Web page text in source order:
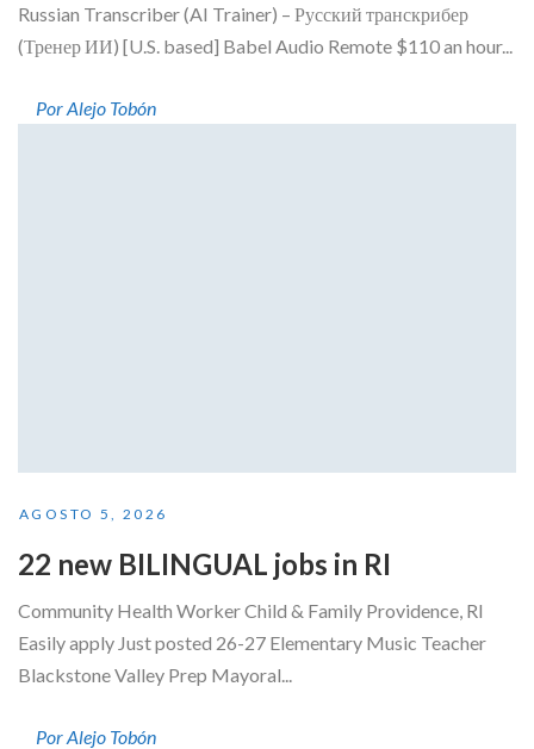
Russian Transcriber (AI Trainer) – Русский транскрибер
(Тренер ИИ) [U.S. based] Babel Audio Remote $110 an hour...
Por Alejo Tobón
AGOSTO 5, 2026
22 new BILINGUAL jobs in RI
Community Health Worker Child & Family Providence, RI
Easily apply Just posted 26-27 Elementary Music Teacher
Blackstone Valley Prep Mayoral...
Por Alejo Tobón